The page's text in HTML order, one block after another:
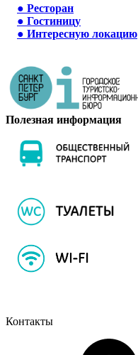
● Ресторан
● Гостиницу
● Интересную локацию
Полезная информация
Контакты